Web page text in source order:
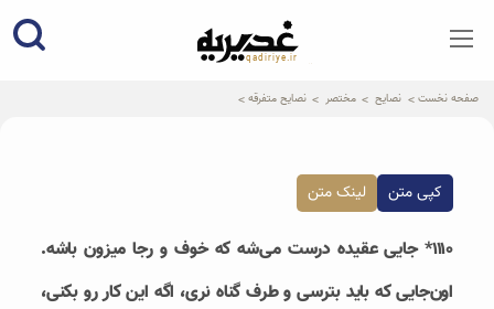
qadiriye.ir
نشریه ی غدیریه-بیانات استاد
صفحه نخست نصایح مختصر نصایح متفرقه
کپی متن لینک متن
۱۱۱۰* جایی عقیده درست می‌شه که خوف و رجا میزون باشه.
اون‌جایی که باید بترسی و طرف گناه نری، اگه این کار رو بکنی،